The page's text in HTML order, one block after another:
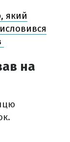
який
на